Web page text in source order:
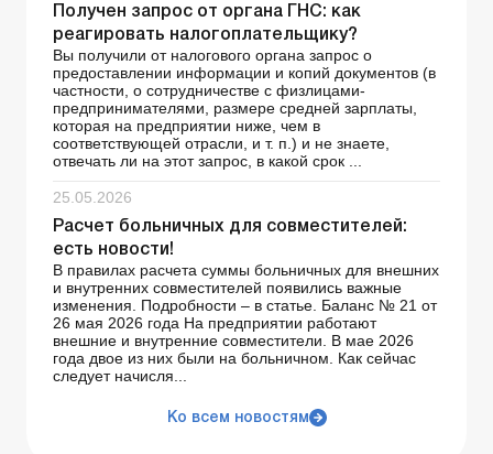
Получен запрос от органа ГНС: как
реагировать налогоплательщику?
Вы получили от налогового органа запрос о
предоставлении информации и копий документов (в
частности, о сотрудничестве с физлицами-
предпринимателями, размере средней зарплаты,
которая на предприятии ниже, чем в
соответствующей отрасли, и т. п.) и не знаете,
отвечать ли на этот запрос, в какой срок ...
25.05.2026
Расчет больничных для совместителей:
есть новости!
В правилах расчета суммы больничных для внешних
и внутренних совместителей появились важные
изменения. Подробности – в статье. Баланс № 21 от
26 мая 2026 года На предприятии работают
внешние и внутренние совместители. В мае 2026
года двое из них были на больничном. Как сейчас
следует начисля...
Ко всем новостям